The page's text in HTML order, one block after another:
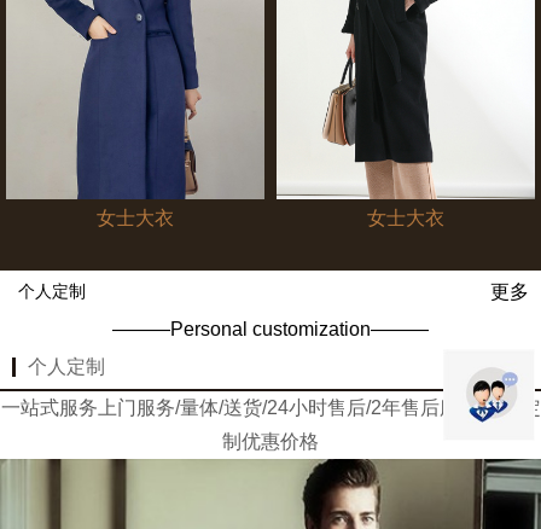
女士大衣 女士大衣
个人定制
更多
———Personal customization———
个人定制
更多
一站式服务上门服务/量体/送货/24小时售后/2年售后服务/团体定
制优惠价格